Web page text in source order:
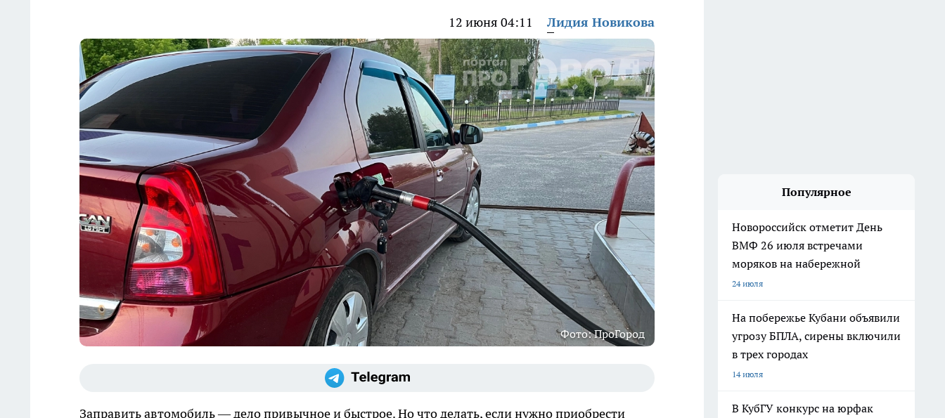
12 июня 04:11 Лидия Новикова
Фото: ПроГород
Заправить автомобиль — дело привычное и быстрое. Но что делать, если нужно приобрести
Популярное
Новороссийск отметит День
ВМФ 26 июля встречами
моряков на набережной
24 июля
На побережье Кубани объявили
угрозу БПЛА, сирены включили
в трех городах
14 июля
В КубГУ конкурс на юрфак